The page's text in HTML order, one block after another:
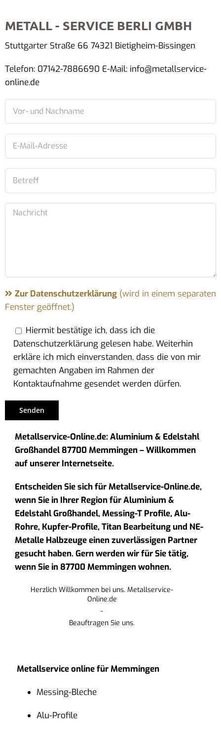
METALL - SERVICE BERLI GMBH
Stuttgarter Straße 66 74321 Bietigheim-Bissingen
Telefon: 07142-7886690 E-Mail: info@metallservice-
online.de
Zur Datenschutzerklärung(wird in einem separaten
Fenster geöffnet.)
Hiermit bestätige ich, dass ich die
Datenschutzerklärung gelesen habe. Weiterhin
erkläre ich mich einverstanden, dass die von mir
gemachten Angaben im Rahmen der
Kontaktaufnahme gesendet werden dürfen.
Metallservice-Online.de: Aluminium & Edelstahl
Großhandel 87700 Memmingen – Willkommen
auf unserer Internetseite.
Entscheiden Sie sich für Metallservice-Online.de,
wenn Sie in Ihrer Region für Aluminium &
Edelstahl Großhandel, Messing-T Profile, Alu-
Rohre, Kupfer-Profile, Titan Bearbeitung und NE-
Metalle Halbzeuge einen zuverlässigen Partner
gesucht haben. Gern werden wir für Sie tätig,
wenn Sie in 87700 Memmingen wohnen.
Herzlich Willkommen bei uns. Metallservice-
Online.de
-
Beauftragen Sie uns.
Metallservice online für Memmingen
Messing-Bleche
Alu-Profile